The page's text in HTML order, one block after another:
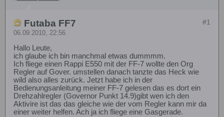
#1
Futaba FF7
06.09.2010, 22:56
Hallo Leute,
ich glaube ich bin manchmal etwas dummmm.
Ich fliege einen Rappi E550 mit der FF-7 wollte den Org
Regler auf Gover. umstellen danach tanzte das Heck wie
wild also alles zurück. Jetzt habe ich in der
Bedienungsanleitung meiner FF-7 gelesen das es dort ein
Drehzahlregler (Governor Punkt 14.9)gibt wen ich den
Aktivire ist das das gleiche wie der vom Regler kann mir da
einer weiter helfen. Ach ja ich fliege eine Gasgerade.